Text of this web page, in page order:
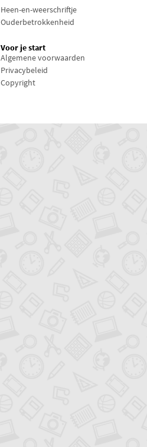
Heen-en-weerschriftje
Ouderbetrokkenheid
Voor je start
Algemene voorwaarden
Privacybeleid
Copyright